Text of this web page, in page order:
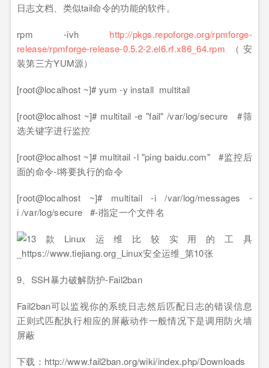
日志文档、类似tail命令的功能的软件。
rpm -ivh http://pkgs.repoforge.org/rpmforge-
release/rpmforge-release-0.5.2-2.el6.rf.x86_64.rpm （安
装第三方YUM源）
[root@localhost ~]# yum -y install multitail
[root@localhost ~]# multitail -e "fail" /var/log/secure #筛
选关键字进行监控
[root@localhost ~]# multitail -l "ping baidu.com" #监控后
面的命令-l将要执行的命令
[root@localhost ~]# multitail -i /var/log/messages -
i /var/log/secure #-i指定一个文件名
9、SSH暴力破解防护-Fail2ban
Fail2ban可以监视你的系统日志然后匹配日志的错误信息
正则式匹配执行相应的屏蔽动作一般情况下是调用防火墙
屏蔽
下载：http://www.fail2ban.org/wiki/index.php/Downloads